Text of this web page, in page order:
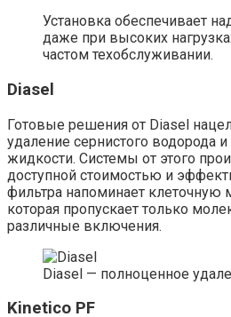
Установка обеспечивает
даже при высоких
частом техобслуживании.
Diasel
Готовые решения от Diasel
удаление сернистого водорода
жидкости. Системы от этого
доступной стоимостью и
фильтра напоминает клеточную
которая пропускает только
различные включения.
Diasel — полноценное
Kinetico PF